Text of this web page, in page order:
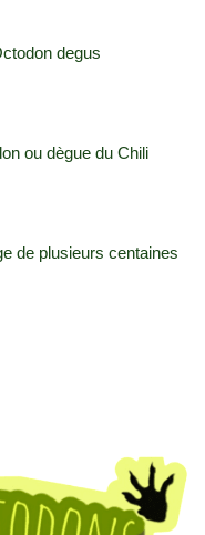
degus
ou dègue du Chili
de plusieurs centaines